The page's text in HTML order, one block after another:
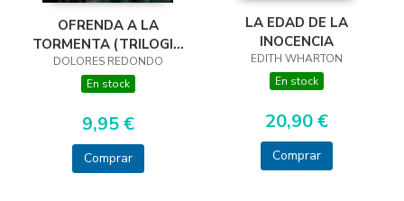
OFRENDA A LA
TORMENTA (TRILOGIA
DEL BAZTAN, 3)
DOLORES REDONDO
En stock
9,95 €
Comprar
LA EDAD DE LA
INOCENCIA
EDITH WHARTON
En stock
20,90 €
Comprar